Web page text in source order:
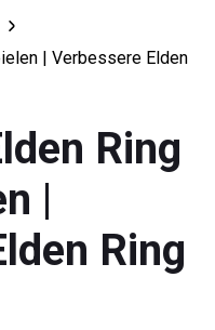
| Verbessere Elden
Ring
|
Ring